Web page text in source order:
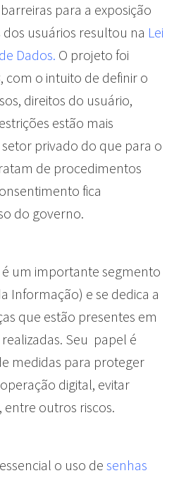
para a exposição
dos usuários resultou na Lei
Dados. O projeto foi
com o intuito de definir o
direitos do usuário,
estão mais
privado do que para o
de procedimentos
fica
do governo.
um importante segmento
Informação) e se dedica a
que estão presentes em
Seu papel é
medidas para proteger
digital, evitar
entre outros riscos.
o uso de senhas